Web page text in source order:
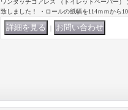
ワンタッチコアレス （トイレットペーパー
致しました！ ・ロールの紙幅を114ｍｍから